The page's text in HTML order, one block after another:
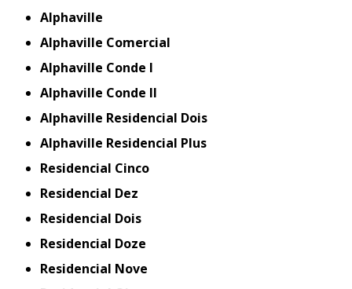
Alphaville
Alphaville Comercial
Alphaville Conde I
Alphaville Conde II
Alphaville Residencial Dois
Alphaville Residencial Plus
Residencial Cinco
Residencial Dez
Residencial Dois
Residencial Doze
Residencial Nove